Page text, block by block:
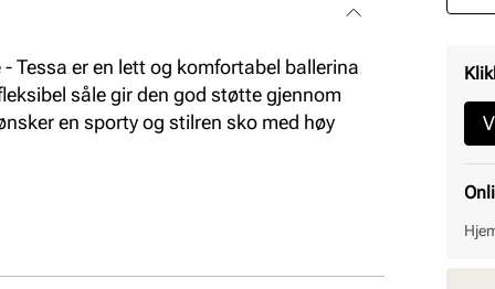
Tessa er en lett og komfortabel ballerina
såle gir den god støtte gjennom
en sporty og stilren sko med høy